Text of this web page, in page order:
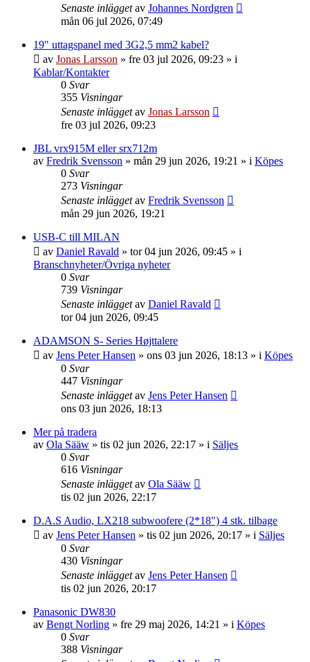
Senaste inläggetav Johannes Nordgren
mån 06 jul 2026, 07:49
19" uttagspanel med 3G2,5 mm2 kabel?
av Jonas Larsson » fre 03 jul 2026, 09:23 » i
Kablar/Kontakter
0 Svar
355 Visningar
Senaste inläggetav Jonas Larsson
fre 03 jul 2026, 09:23
JBL vrx915M eller srx712m
av Fredrik Svensson » mån 29 jun 2026, 19:21 » i Köpes
0 Svar
273 Visningar
Senaste inläggetav Fredrik Svensson
mån 29 jun 2026, 19:21
USB-C till MILAN
av Daniel Ravald » tor 04 jun 2026, 09:45 » i
Branschnyheter/Övriga nyheter
0 Svar
739 Visningar
Senaste inläggetav Daniel Ravald
tor 04 jun 2026, 09:45
ADAMSON S- Series Højttalere
av Jens Peter Hansen » ons 03 jun 2026, 18:13 » i Köpes
0 Svar
447 Visningar
Senaste inläggetav Jens Peter Hansen
ons 03 jun 2026, 18:13
Mer på tradera
av Ola Sääw » tis 02 jun 2026, 22:17 » i Säljes
0 Svar
616 Visningar
Senaste inläggetav Ola Sääw
tis 02 jun 2026, 22:17
D.A.S Audio, LX218 subwoofere (2*18") 4 stk. tilbage
av Jens Peter Hansen » tis 02 jun 2026, 20:17 » i Säljes
0 Svar
430 Visningar
Senaste inläggetav Jens Peter Hansen
tis 02 jun 2026, 20:17
Panasonic DW830
av Bengt Norling » fre 29 maj 2026, 14:21 » i Köpes
0 Svar
388 Visningar